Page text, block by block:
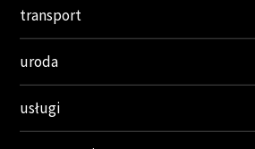
transport
uroda
usługi